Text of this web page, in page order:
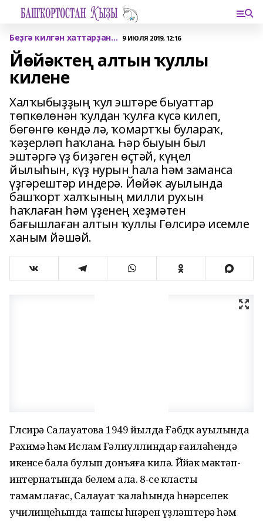
Беҙгә килгән хаттарҙан… 9 ИЮЛЯ 2019, 12:16
Йөйәктең алтын ҡуллы
килене
Халҡыбыҙҙың ҡул эштәре быуаттар
төпкөлөнән ҡулдан ҡулға күсә килеп,
бөгөнгө көндә лә, ҡомартҡы булараҡ,
ҡәҙерләп һаҡлана. Һәр быуын был
эштәргә үҙ биҙәген өҫтәй, күңел
йылыһын, күҙ нурын һала һәм заманса
үҙгәрештәр индерә. Йөйәк ауылында
башҡорт халҡының милли рухын
һаҡлаған һәм үҙенең хеҙмәтен
бағышлаған алтын ҡуллы Гөлсирә исемле
ханым йәшәй.
Гөлсирә Салауатова 1949 йылда Ғәбдөк ауылында
Рәхимә һәм Ислам Ғәлиуллиндар ғаиләһендә
икенсе бала булып донъяға килә. Йөйәк мәктәп-
интернатында белем ала. 8-се класты
тамамлағас, Салауат ҡалаһында һөнәрселек
училищеһында ташсы һөнәрен үҙләштерә һәм